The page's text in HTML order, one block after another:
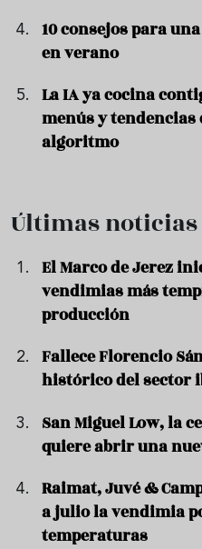
10 consejos para
en verano
La IA ya cocina
menús y tendencias
algoritmo
Últimas noticias
El Marco de Jerez
vendimias más
producción
Fallece Florencio
histórico del sector
San Miguel Low, la
quiere abrir una
Raimat, Juvé &
a julio la vendimia
temperaturas